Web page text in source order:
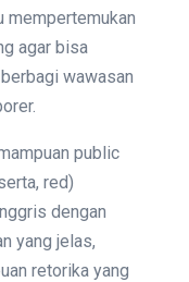
mempertemukan
agar bisa
wawasan
public
red)
dengan
yang jelas,
retorika yang